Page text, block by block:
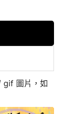
gif 圖片，如